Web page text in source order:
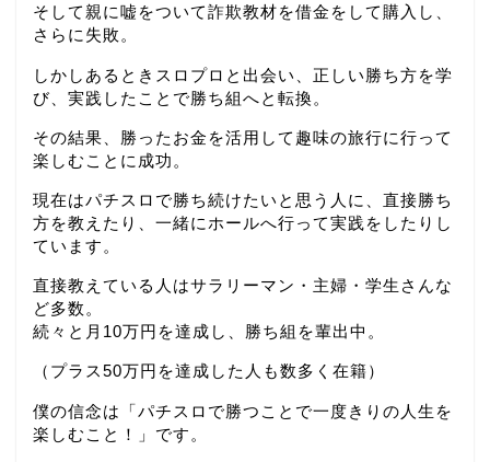
そして親に嘘をついて詐欺教材を借金をして購入し、
さらに失敗。
しかしあるときスロプロと出会い、正しい勝ち方を学
び、実践したことで勝ち組へと転換。
その結果、勝ったお金を活用して趣味の旅行に行って
楽しむことに成功。
現在はパチスロで勝ち続けたいと思う人に、直接勝ち
方を教えたり、一緒にホールへ行って実践をしたりし
ています。
直接教えている人はサラリーマン・主婦・学生さんな
ど多数。
続々と月10万円を達成し、勝ち組を輩出中。
（プラス50万円を達成した人も数多く在籍）
僕の信念は「パチスロで勝つことで一度きりの人生を
楽しむこと！」です。